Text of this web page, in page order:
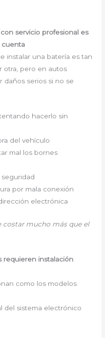
servicio profesional es
cuenta
instalar una batería es tan
otra, pero en autos
serios si no se
hacerlo sin
del vehículo
mal los bornes
por mala conexión
electrónica
costar mucho más que el
requieren instalación
como los modelos
del sistema electrónico